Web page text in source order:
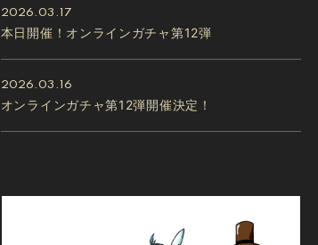
2026.03.17
本日開催！オンラインガチャ第12弾
2026.03.16
オンラインガチャ第12弾開催決定！